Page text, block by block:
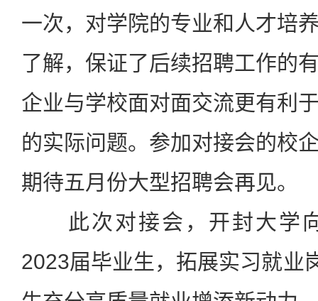
一次，对学院的专业和人才培
了解，保证了后续招聘工作的
企业与学校面对面交流更有利
的实际问题。参加对接会的校
期待五月份大型招聘会再见。
此次对接会， 开封大学
2023届毕业生，拓展实习就业